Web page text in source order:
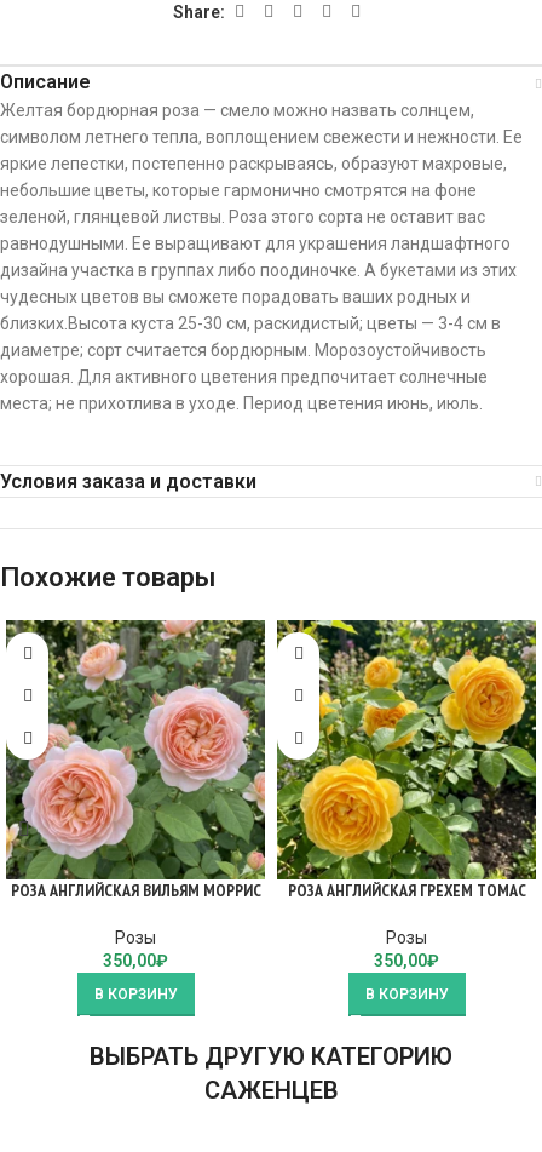
Share:
Описание
Желтая бордюрная роза — смело можно назвать солнцем,
символом летнего тепла, воплощением свежести и нежности. Ее
яркие лепестки, постепенно раскрываясь, образуют махровые,
небольшие цветы, которые гармонично смотрятся на фоне
зеленой, глянцевой листвы. Роза этого сорта не оставит вас
равнодушными. Ее выращивают для украшения ландшафтного
дизайна участка в группах либо поодиночке. А букетами из этих
чудесных цветов вы сможете порадовать ваших родных и
близких.Высота куста 25-30 см, раскидистый; цветы — 3-4 см в
диаметре; сорт считается бордюрным. Морозоустойчивость
хорошая. Для активного цветения предпочитает солнечные
места; не прихотлива в уходе. Период цветения июнь, июль.
Условия заказа и доставки
Похожие товары
РОЗА АНГЛИЙСКАЯ ВИЛЬЯМ МОРРИС
Розы
350,00₽
В КОРЗИНУ
РОЗА АНГЛИЙСКАЯ ГРЕХЕМ ТОМАС
Розы
350,00₽
В КОРЗИНУ
ВЫБРАТЬ ДРУГУЮ КАТЕГОРИЮ
САЖЕНЦЕВ